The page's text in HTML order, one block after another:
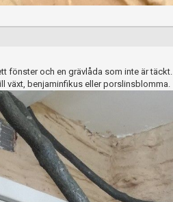
fönster och en grävlåda som inte är täckt.
växt, benjaminfikus eller porslinsblomma.